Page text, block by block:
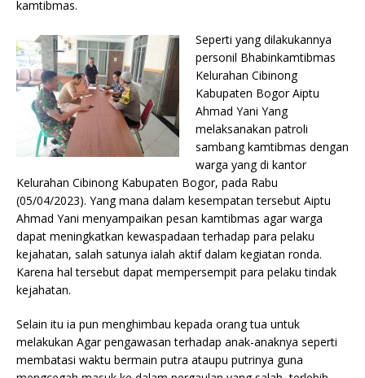
kamtibmas.
Seperti yang dilakukannya
personil Bhabinkamtibmas
Kelurahan Cibinong
Kabupaten Bogor Aiptu
Ahmad Yani Yang
melaksanakan patroli
sambang kamtibmas dengan
warga yang di kantor
Kelurahan Cibinong Kabupaten Bogor, pada Rabu
(05/04/2023). Yang mana dalam kesempatan tersebut Aiptu
Ahmad Yani menyampaikan pesan kamtibmas agar warga
dapat meningkatkan kewaspadaan terhadap para pelaku
kejahatan, salah satunya ialah aktif dalam kegiatan ronda.
Karena hal tersebut dapat mempersempit para pelaku tindak
kejahatan.
Selain itu ia pun menghimbau kepada orang tua untuk
melakukan Agar pengawasan terhadap anak-anaknya seperti
membatasi waktu bermain putra ataupu putrinya guna